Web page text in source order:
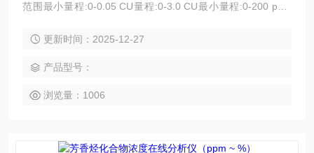
范围最小量程:0-0.05 CU量程:0-3.0 CU最小量程:0-200 ppm
能源行业，双氧水行业，炼油行业，电子半导体，氯碱化工，
更新时间：2025-12-27
产品型号：
浏览量：1006